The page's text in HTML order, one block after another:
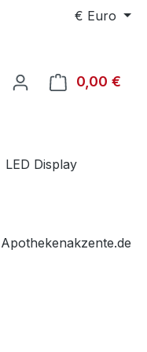
€ Euro
0,00 €
LED Display
Apothekenakzente.de